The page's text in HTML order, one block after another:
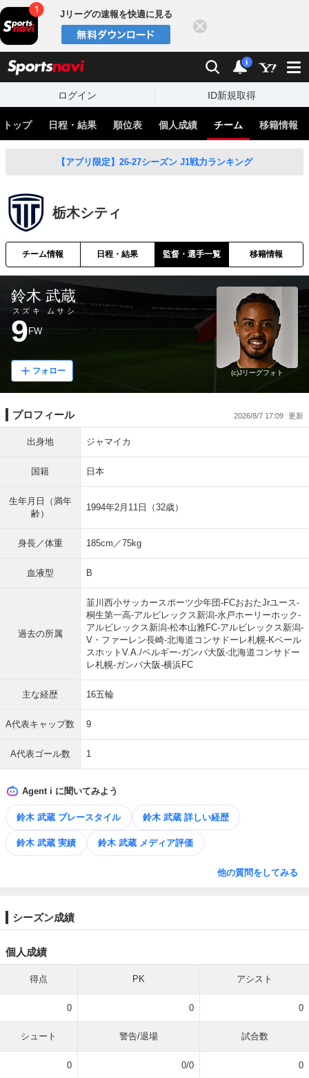
Jリーグの速報を快適に見る
検索 通知
i
ログイン ID新規取得
トップ 日程・結果 順位表 個人成績 チーム 移籍情報
【アプリ限定】26-27シーズン J1戦力ランキング
栃木シティ
チーム情報 日程・結果 監督・選手一覧 移籍情報
鈴木 武蔵
スズキ ムサシ
9 FW
フォロー (c)Jリーグフォト
プロフィール 2026/8/7 17:09
出身地 ジャマイカ
国籍 日本
生年月日（満年
齢）
1994年2月11日（32歳）
身長／体重 185cm／75kg
血液型 B
過去の所属
韮川西小サッカースポーツ少年団-FCおおたJrユース-
桐生第一高-アルビレックス新潟-水戸ホーリーホック-
アルビレックス新潟-松本山雅FC-アルビレックス新潟-
V・ファーレン長崎-北海道コンサドーレ札幌-Kベール
スホットV.A./ベルギー-ガンバ大阪-北海道コンサドー
レ札幌-ガンバ大阪-横浜FC
主な経歴 16五輪
A代表キャップ数 9
A代表ゴール数 1
Agent i に聞いてみよう
鈴木 武蔵 プレースタイル 鈴木 武蔵 詳しい経歴
鈴木 武蔵 実績 鈴木 武蔵 メディア評価
他の質問をしてみる
シーズン成績
個人成績
得点 PK アシスト
0 0 0
シュート 警告/退場 試合数
0 0/0 0